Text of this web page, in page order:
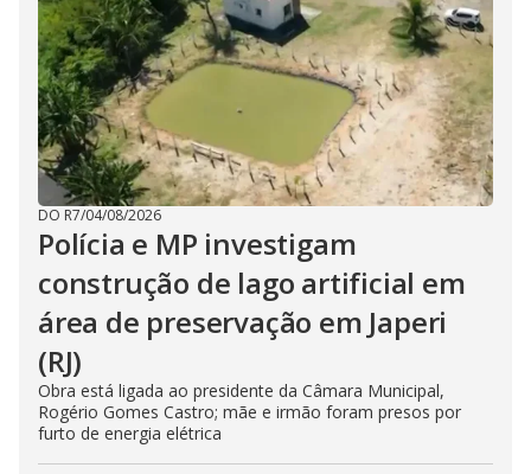
DO R7/04/08/2026
Polícia e MP investigam
construção de lago artificial em
área de preservação em Japeri
(RJ)
Obra está ligada ao presidente da Câmara Municipal,
Rogério Gomes Castro; mãe e irmão foram presos por
furto de energia elétrica